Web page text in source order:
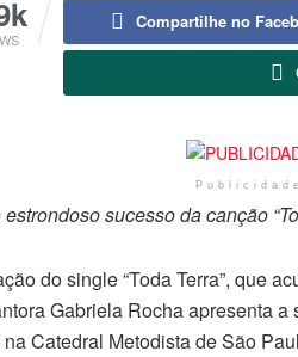
Compartilhe no
Publicidade
sucesso da canção
do single “Toda Terra”, que
Gabriela Rocha apresenta
Catedral Metodista de São